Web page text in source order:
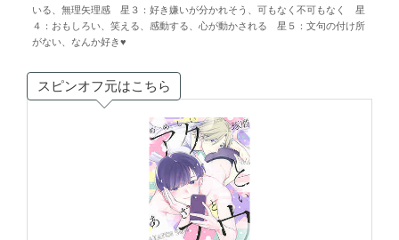
いる、無理矢理感 星３：好き嫌いが分かれそう、可もなく不可もなく 星
４：おもしろい、笑える、感動する、心が動かされる 星５：文句の付け所
がない、なんか好き♥
スピンオフ元はこちら